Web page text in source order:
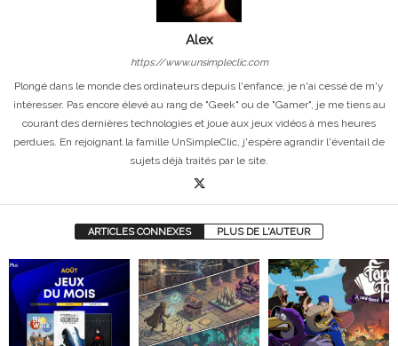
Alex
https://www.unsimpleclic.com
Plongé dans le monde des ordinateurs depuis l'enfance, je n'ai cessé de m'y
intéresser. Pas encore élevé au rang de "Geek" ou de "Gamer", je me tiens au
courant des dernières technologies et joue aux jeux vidéos à mes heures
perdues. En rejoignant la famille UnSimpleClic, j'espère agrandir l'éventail de
sujets déjà traités par le site.
ARTICLES CONNEXES PLUS DE L'AUTEUR